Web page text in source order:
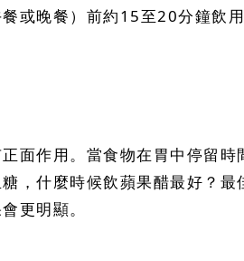
或晚餐）前約15至20分鐘飲
面作用。當食物在胃中停留時
，什麼時候飲蘋果醋最好？最
更明顯。